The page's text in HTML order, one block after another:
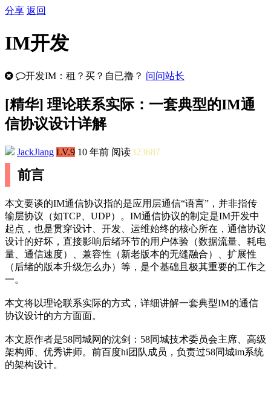
分享 返回
IM开发
开发IM：租？买？自已撸？ 问问站长
[精华] 理论联系实际：一套典型的IM通
信协议设计详解
JackJiang LV.9 10 年前 阅读323687
前言
本文要谈的IM通信协议指的是应用层通信“语言”，并非指传
输层协议（如TCP、UDP）。IM通信协议的制定是IM开发中
起点，也是贯穿设计、开发、运维始终的核心所在，通信协议
设计的好坏，直接影响后绪环节的用户体验（数据流量、耗电
量、通信速度）、兼容性（新老版本的无缝融合）、扩展性
（后绪的版本升级怎么办）等，是个基础且极其重要的工作之
一。
本文将以理论联系实际的方式，详细讲解一套典型IM的通信
协议设计的方方面面。
本文原作者是58同城网的沈剑：58同城技术委员会主席、高级
架构师、优秀讲师。前百度hi团队成员，负责过58同城im系统
的架构设计。